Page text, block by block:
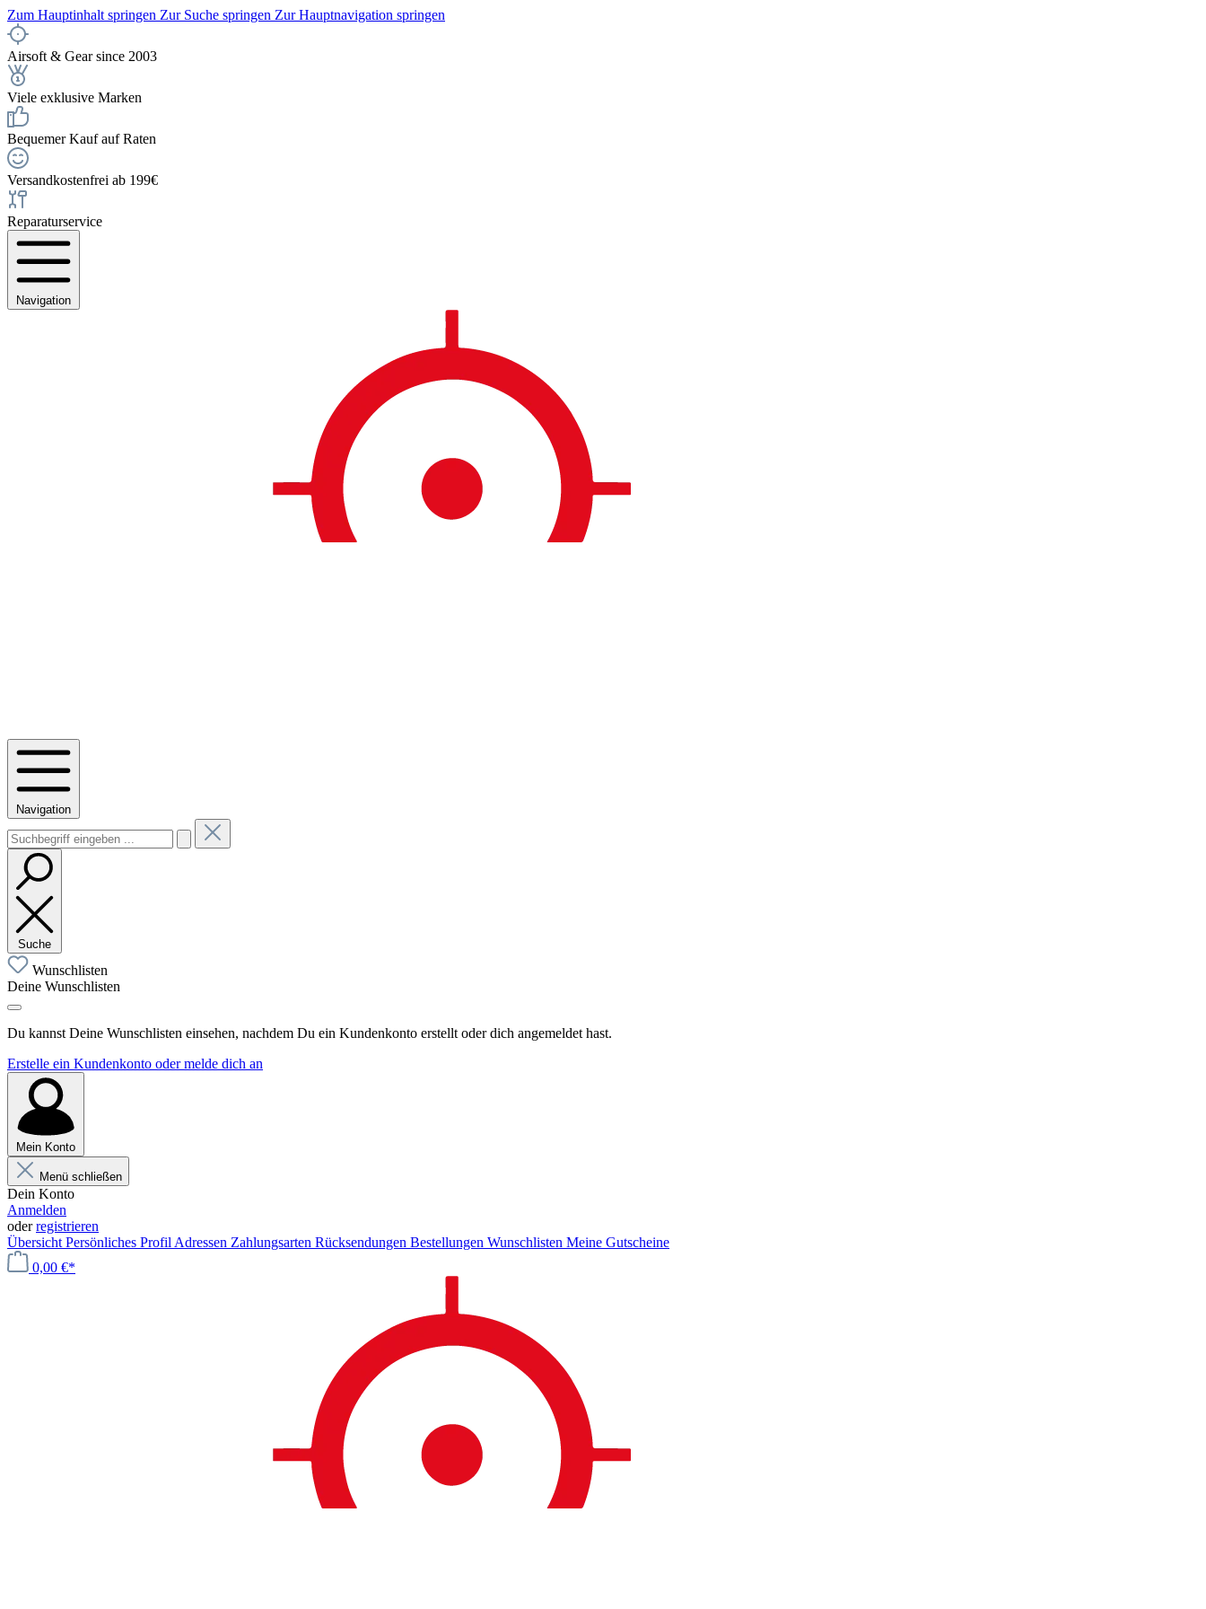
Zum Hauptinhalt springen Zur Suche springen Zur Hauptnavigation springen
Airsoft & Gear since 2003
Viele exklusive Marken
Bequemer Kauf auf Raten
Versandkostenfrei ab 199€
Reparaturservice
Navigation
Navigation
Suche
Wunschlisten
Deine Wunschlisten
Du kannst Deine Wunschlisten einsehen, nachdem Du ein Kundenkonto erstellt oder dich angemeldet hast.
Erstelle ein Kundenkonto oder melde dich an
Mein Konto
Menü schließen
Dein Konto
Anmelden
oderregistrieren
Übersicht Persönliches Profil Adressen Zahlungsarten Rücksendungen Bestellungen Wunschlisten Meine Gutscheine
0,00 €*